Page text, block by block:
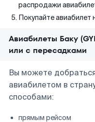
распродажи
Покупайте авиабилет
Авиабилеты Баку
или с пересадками
Вы можете
авиабилетом в
способами:
прямым рейсом